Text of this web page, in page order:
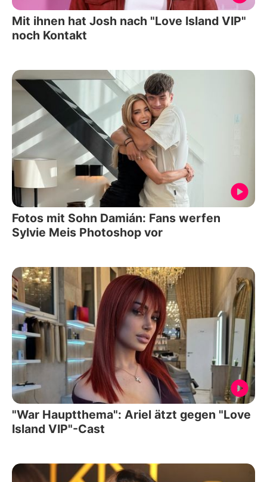
Mit ihnen hat Josh nach "Love Island VIP"
noch Kontakt
Fotos mit Sohn Damián: Fans werfen
Sylvie Meis Photoshop vor
"War Hauptthema": Ariel ätzt gegen "Love
Island VIP"-Cast